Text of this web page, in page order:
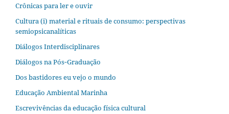
Crônicas para ler e ouvir
Cultura (i) material e rituais de consumo: perspectivas
semiopsicanalíticas
Diálogos Interdisciplinares
Diálogos na Pós‐Graduação
Dos bastidores eu vejo o mundo
Educação Ambiental Marinha
Escrevivências da educação física cultural